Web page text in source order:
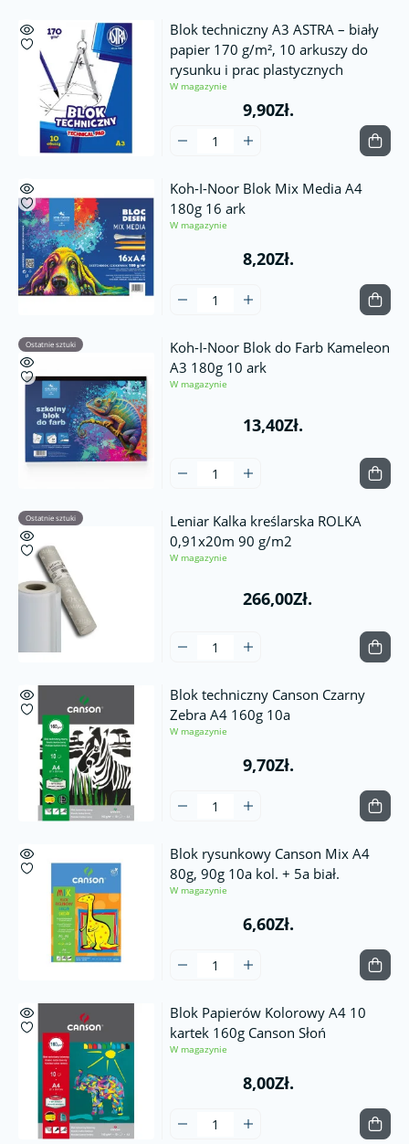
Blok techniczny A3 ASTRA – biały
papier 170 g/m², 10 arkuszy do
rysunku i prac plastycznych
W magazynie
9,90Zł.
Koh-I-Noor Blok Mix Media A4
180g 16 ark
W magazynie
8,20Zł.
Ostatnie sztuki
Koh-I-Noor Blok do Farb Kameleon
A3 180g 10 ark
W magazynie
13,40Zł.
Ostatnie sztuki
Leniar Kalka kreślarska ROLKA
0,91x20m 90 g/m2
W magazynie
266,00Zł.
Blok techniczny Canson Czarny
Zebra A4 160g 10a
W magazynie
9,70Zł.
Blok rysunkowy Canson Mix A4
80g, 90g 10a kol. + 5a biał.
W magazynie
6,60Zł.
Blok Papierów Kolorowy A4 10
kartek 160g Canson Słoń
W magazynie
8,00Zł.